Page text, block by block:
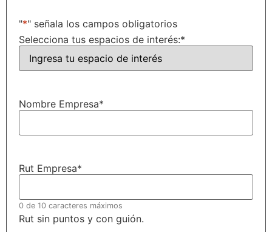
"*" señala los campos obligatorios
Selecciona tus espacios de interés:*
Nombre Empresa*
Rut Empresa*
0 de 10 caracteres máximos
Rut sin puntos y con guión.